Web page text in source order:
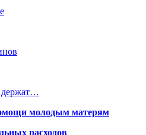
держат…
молодым матерям
расходов